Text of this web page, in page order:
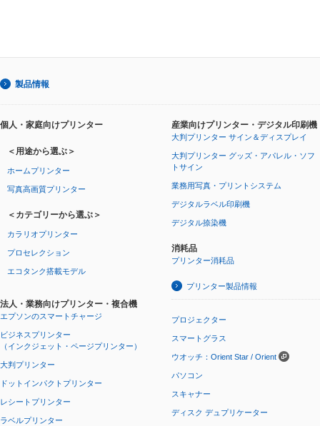
製品情報
個人・家庭向けプリンター
＜用途から選ぶ＞
ホームプリンター
写真高画質プリンター
＜カテゴリーから選ぶ＞
カラリオプリンター
プロセレクション
エコタンク搭載モデル
法人・業務向けプリンター・複合機
エプソンのスマートチャージ
ビジネスプリンター
（インクジェット・ページプリンター）
大判プリンター
ドットインパクトプリンター
レシートプリンター
ラベルプリンター
産業向けプリンター・デジタル印刷機
大判プリンター サイン＆ディスプレイ
大判プリンター グッズ・アパレル・ソフ
トサイン
業務用写真・プリントシステム
デジタルラベル印刷機
デジタル捺染機
消耗品
プリンター消耗品
プリンター製品情報
プロジェクター
スマートグラス
ウオッチ：Orient Star / Orient
パソコン
スキャナー
ディスク デュプリケーター